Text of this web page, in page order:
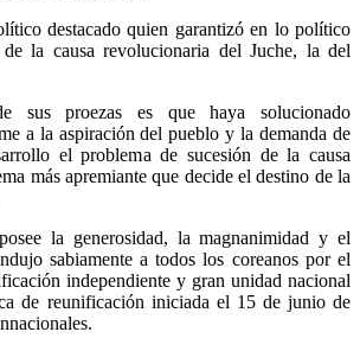
destacado quien garantizó en lo político
la causa revolucionaria del Juche, la del
sus proezas es que haya solucionado
a la aspiración del pueblo y la demanda de
el problema de sucesión de la causa
más apremiante que decide el destino de la
la generosidad, la magnanimidad y el
sabiamente a todos los coreanos por el
independiente y gran unidad nacional
de reunificación iniciada el 15 de junio de